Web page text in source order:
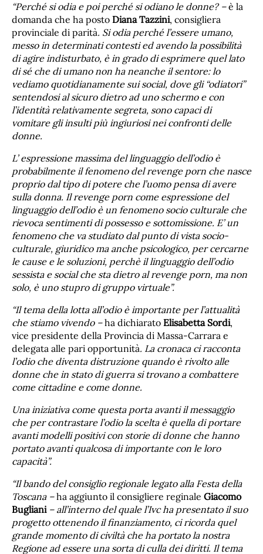
“Perché si odia e poi perché si odiano le donne? –è la
domanda che ha posto Diana Tazzini, consigliera
provinciale di parità. Si odia perché l’essere umano,
messo in determinati contesti ed avendo la possibilità
di agire indisturbato, è in grado di esprimere quel lato
di sé che di umano non ha neanche il sentore: lo
vediamo quotidianamente sui social, dove gli “odiatori”
sentendosi al sicuro dietro ad uno schermo e con
l’identità relativamente segreta, sono capaci di
vomitare gli insulti più ingiuriosi nei confronti delle
donne.
L’ espressione massima del linguaggio dell’odio è
probabilmente il fenomeno del revenge porn che nasce
proprio dal tipo di potere che l’uomo pensa di avere
sulla donna. Il revenge porn come espressione del
linguaggio dell’odio è un fenomeno socio culturale che
rievoca sentimenti di possesso e sottomissione. E’ un
fenomeno che va studiato dal punto di vista socio-
culturale, giuridico ma anche psicologico, per cercarne
le cause e le soluzioni, perchè il linguaggio dell’odio
sessista e social che sta dietro al revenge porn, ma non
solo, è uno stupro di gruppo virtuale”.
“Il tema della lotta all’odio è importante per l’attualità
che stiamo vivendo –ha dichiarato Elisabetta Sordi,
vice presidente della Provincia di Massa-Carrara e
delegata alle pari opportunità. La cronaca ci racconta
l’odio che diventa distruzione quando è rivolto alle
donne che in stato di guerra si trovano a combattere
come cittadine e come donne.
Una iniziativa come questa porta avanti il messaggio
che per contrastare l’odio la scelta è quella di portare
avanti modelli positivi con storie di donne che hanno
portato avanti qualcosa di importante con le loro
capacità”.
“Il bando del consiglio regionale legato alla Festa della
Toscana –ha aggiunto il consigliere reginale Giacomo
Bugliani – all’interno del quale l’Ivc ha presentato il suo
progetto ottenendo il finanziamento, ci ricorda quel
grande momento di civiltà che ha portato la nostra
Regione ad essere una sorta di culla dei diritti. Il tema